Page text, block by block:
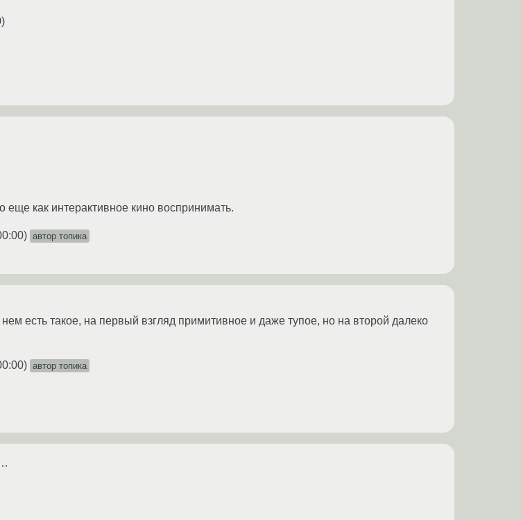
)
как интерактивное кино воспринимать.
) автор топика
есть такое, на первый взгляд примитивное и даже тупое, но на второй далеко
) автор топика